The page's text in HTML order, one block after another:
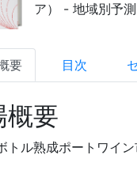
ア） - 地域別予
要 目次
概要
トル熟成ポートワイ